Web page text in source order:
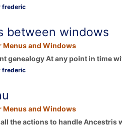
frederic
between windows
Menus and Windows
genealogy At any point in time
frederic
Menus and Windows
the actions to handle Ancestris